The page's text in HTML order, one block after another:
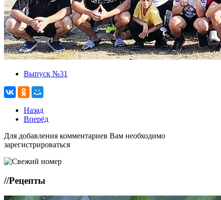
Выпуск №31
Назад
Вперёд
Для добавления комментариев Вам необходимо
зарегистрироваться
//Рецепты